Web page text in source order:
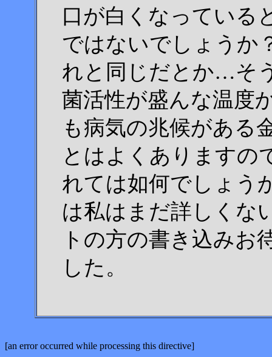
口が白くなっている
ではないでしょうか
れと同じだとか…そ
菌活性が盛んな温度
も病気の兆候がある
とはよくありますの
れては如何でしょう
は私はまだ詳しくな
トの方の書き込みお
した。
[an error occurred while processing this directive]